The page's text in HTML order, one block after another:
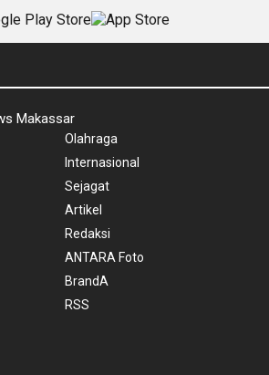
Makassar
Olahraga
Internasional
Sejagat
Artikel
Redaksi
ANTARA Foto
BrandA
RSS